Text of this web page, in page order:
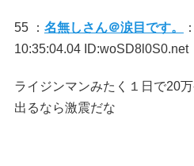
55 ： 名無しさん＠涙目です。
10:35:04.04 ID:woSD8l0S0.net
ライジンマンみたく１日で20
出るなら激震だな